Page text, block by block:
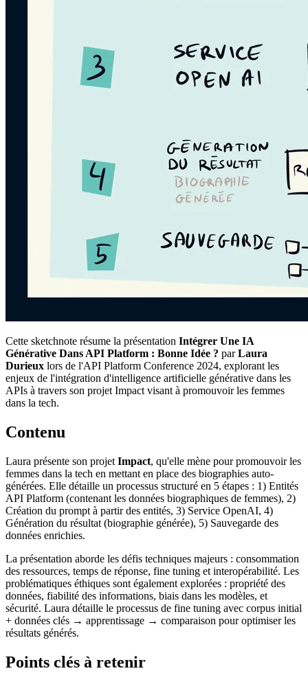
Cette sketchnote résume la présentation Intégrer Une IA
Générative Dans API Platform : Bonne Idée ? parLaura
Durieux lors de l'API Platform Conference 2024, explorant les
enjeux de l'intégration d'intelligence artificielle générative dans les
APIs à travers son projet Impact visant à promouvoir les femmes
dans la tech.
Contenu
Laura présente son projet Impact, qu'elle mène pour promouvoir les
femmes dans la tech en mettant en place des biographies auto-
générées. Elle détaille un processus structuré en 5 étapes : 1) Entités
API Platform (contenant les données biographiques de femmes), 2)
Création du prompt à partir des entités, 3) Service OpenAI, 4)
Génération du résultat (biographie générée), 5) Sauvegarde des
données enrichies.
La présentation aborde les défis techniques majeurs : consommation
des ressources, temps de réponse, fine tuning et interopérabilité. Les
problématiques éthiques sont également explorées : propriété des
données, fiabilité des informations, biais dans les modèles, et
sécurité. Laura détaille le processus de fine tuning avec corpus initial
+ données clés → apprentissage → comparaison pour optimiser les
résultats générés.
Points clés à retenir